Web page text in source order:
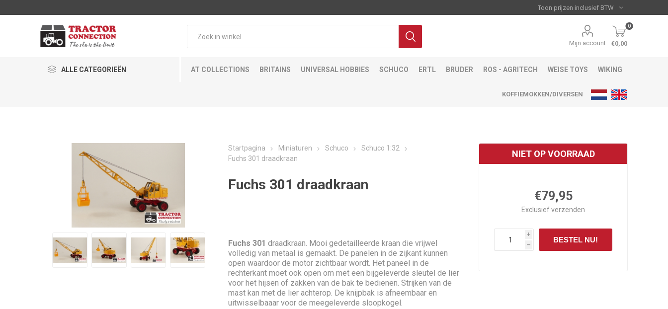
Mijn account
0
€0,00
ALLE CATEGORIEËN AT COLLECTIONS BRITAINS UNIVERSAL HOBBIES SCHUCO ERTL BRUDER ROS - AGRITECH WEISE TOYS WIKING
KOFFIEMOKKEN/DIVERSEN
Startpagina Miniaturen Schuco
Schuco 1:32
Fuchs 301 draadkraan
Fuchs 301 draadkraan
Fuchs 301draadkraan. Mooi gedetailleerde kraan die vrijwel
volledig van metaal is gemaakt. De panelen in de zijkant kunnen
open waardoor de motor zichtbaar wordt. Het paneel in de
rechterkant moet ook open om met een bijgeleverde sleutel de lier
voor het hijsen of zakken van de bak te bedienen. Strijken van de
mast kan met de lier achterop. De knijpbak is afneembaar en
uitwisselbaaar voor de meegeleverde sloopkogel.
NIET OP VOORRAAD
€79,95
Exclusiefverzenden
i
h
BESTEL NU!